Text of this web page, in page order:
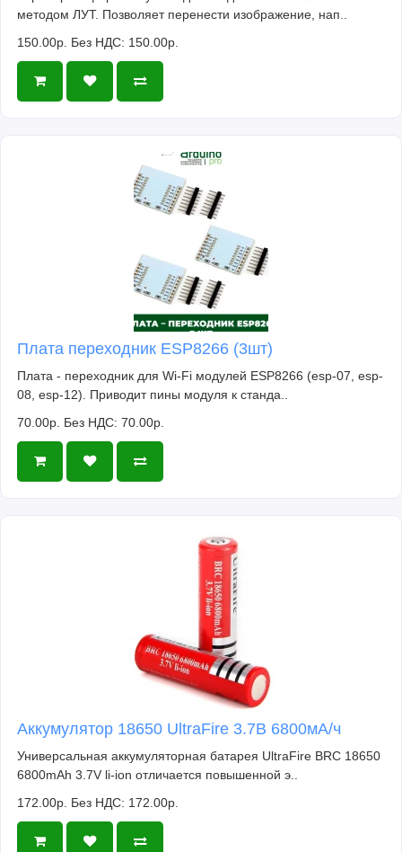
методом ЛУТ. Позволяет перенести изображение, нап..
150.00р. Без НДС: 150.00р.
Плата переходник ESP8266 (3шт)
Плата - переходник для Wi-Fi модулей ESP8266 (esp-07, esp-
08, esp-12). Приводит пины модуля к станда..
70.00р. Без НДС: 70.00р.
Аккумулятор 18650 UltraFire 3.7В 6800мА/ч
Универсальная аккумуляторная батарея UltraFire BRC 18650
6800mAh 3.7V li-ion отличается повышенной э..
172.00р. Без НДС: 172.00р.